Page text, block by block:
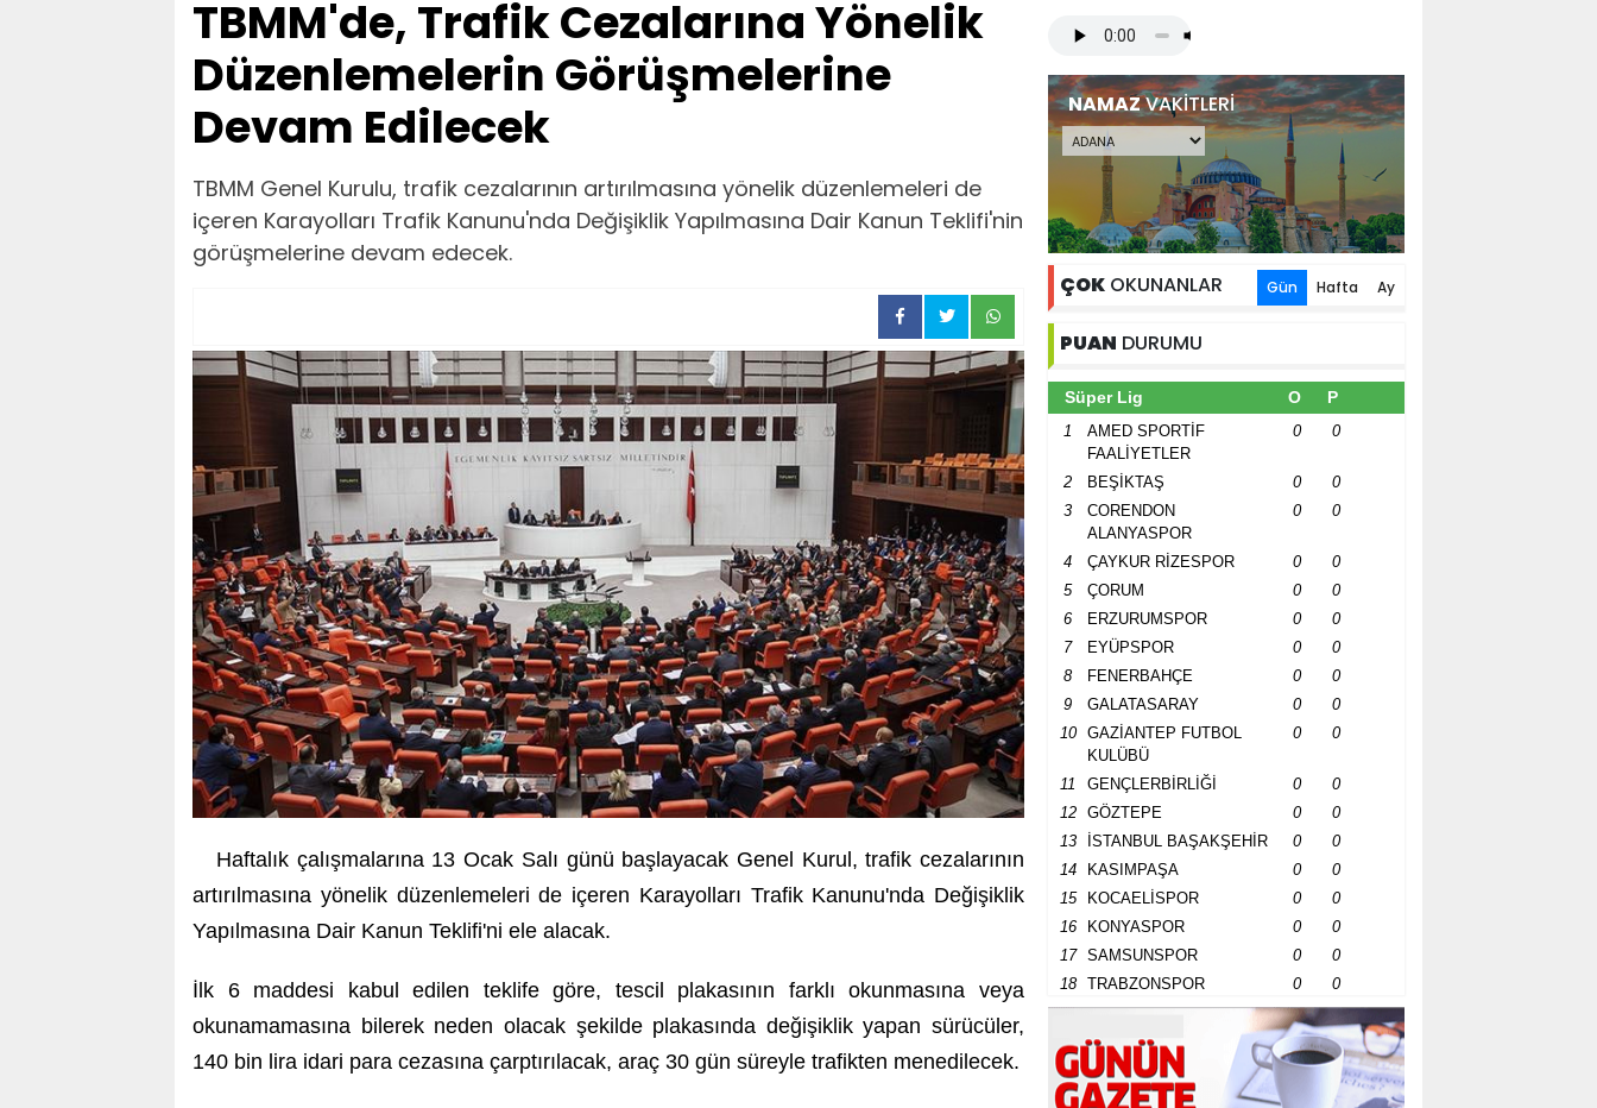
TBMM'de, Trafik Cezalarına Yönelik
Düzenlemelerin Görüşmelerine
Devam Edilecek
TBMM Genel Kurulu, trafik cezalarının artırılmasına yönelik düzenlemeleri de
içeren Karayolları Trafik Kanunu'nda Değişiklik Yapılmasına Dair Kanun Teklifi'nin
görüşmelerine devam edecek.
Haftalık çalışmalarına 13 Ocak Salı günü başlayacak Genel Kurul, trafik cezalarının
artırılmasına yönelik düzenlemeleri de içeren Karayolları Trafik Kanunu'nda Değişiklik
Yapılmasına Dair Kanun Teklifi'ni ele alacak.
İlk 6 maddesi kabul edilen teklife göre, tescil plakasının farklı okunmasına veya
okunamamasına bilerek neden olacak şekilde plakasında değişiklik yapan sürücüler,
140 bin lira idari para cezasına çarptırılacak, araç 30 gün süreyle trafikten menedilecek.
NAMAZVAKİTLERİ
ÇOK OKUNANLAR Gün Hafta Ay
PUAN DURUMU
Süper Lig O P
1
AMED SPORTİF
FAALİYETLER
0 0
2 BEŞİKTAŞ 0
0
3
CORENDON
ALANYASPOR
0 0
4 ÇAYKUR RİZESPOR 0
0
5
ÇORUM 0
0
6
ERZURUMSPOR 0
0
7
EYÜPSPOR 0
0
8
FENERBAHÇE 0
0
9
GALATASARAY 0
0
10
GAZİANTEP FUTBOL
KULÜBÜ
0 0
11 GENÇLERBİRLİĞİ 0
0
12
GÖZTEPE 0
0
13
İSTANBUL BAŞAKŞEHİR 0
0
14
KASIMPAŞA 0
0
15
KOCAELİSPOR 0
0
16
KONYASPOR 0
0
17
SAMSUNSPOR 0
0
18
TRABZONSPOR 0 0